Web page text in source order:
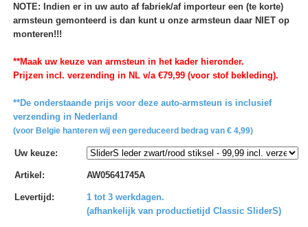
NOTE: Indien er in uw auto af fabriek/af importeur een (te korte)
armsteun gemonteerd is dan kunt u onze armsteun daar NIET op
monteren!!!
**Maak uw keuze van armsteun in het kader hieronder.
Prijzen incl. verzending in NL v/a €79,99 (voor stof bekleding).
**De onderstaande prijs voor deze auto-armsteun is inclusief
verzending in Nederland
(voor Belgie hanteren wij een gereduceerd bedrag van € 4,99)
Uw keuze:
Artikel : AW05641745A
Levertijd :
1 tot 3 werkdagen.
(afhankelijk van productietijd Classic SliderS)